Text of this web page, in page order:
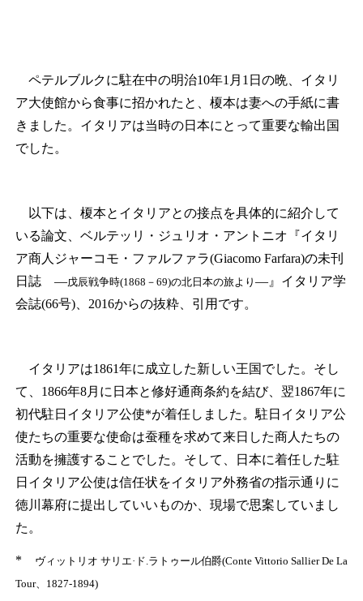
ペテルブルクに駐在中の明治10年1月1日の晩、イタリ
ア大使館から食事に招かれたと、榎本は妻への手紙に書
きました。イタリアは当時の日本にとって重要な輸出国
でした。
以下は、榎本とイタリアとの接点を具体的に紹介して
いる論文、ベルテッリ・ジュリオ・アントニオ『イタリ
ア商人ジャーコモ・ファルファラ(Giacomo Farfara)の未刊
日誌 ―戊辰戦争時(1868－69)の北日本の旅より ―』イタリア学
会誌(66号)、2016からの抜粋、引用です。
イタリアは1861年に成立した新しい王国でした。そし
て、1866年8月に日本と修好通商条約を結び、翌1867年に
初代駐日イタリア公使*が着任しました。駐日イタリア公
使たちの重要な使命は蚕種を求めて来日した商人たちの
活動を擁護することでした。そして、日本に着任した駐
日イタリア公使は信任状をイタリア外務省の指示通りに
徳川幕府に提出していいものか、現場で思案していまし
た。
*
ヴィットリオ サリエ·ド.ラトゥール伯爵(Conte Vittorio Sallier De La
Tour、1827-1894)